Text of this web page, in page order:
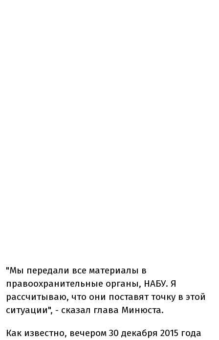
"Мы передали все материалы в
правоохранительные органы, НАБУ. Я
рассчитываю, что они поставят точку в этой
ситуации", - сказал глава Минюста.
Как известно, вечером 30 декабря 2015 года